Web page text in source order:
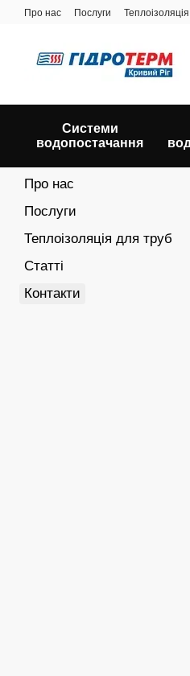
Перейти до основного контенту
Про нас Послуги
Системи
водопостачання
Про нас
Послуги
Теплоізоляція для труб
Статті
Контакти